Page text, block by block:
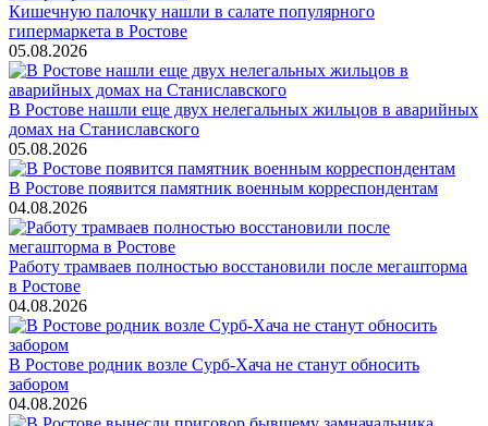
Кишечную палочку нашли в салате популярного
гипермаркета в Ростове
05.08.2026
В Ростове нашли еще двух нелегальных жильцов в аварийных
домах на Станиславского
05.08.2026
В Ростове появится памятник военным корреспондентам
04.08.2026
Работу трамваев полностью восстановили после мегашторма
в Ростове
04.08.2026
В Ростове родник возле Сурб-Хача не станут обносить
забором
04.08.2026